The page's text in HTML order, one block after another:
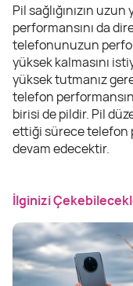
Pil sağlığınızın
performansını da
telefonunuzun
yüksek kalmasını
yüksek tutmanız
telefon
birisi de pildir. Pil
ettiği sürece telefon
devam edecektir.
İlginizi